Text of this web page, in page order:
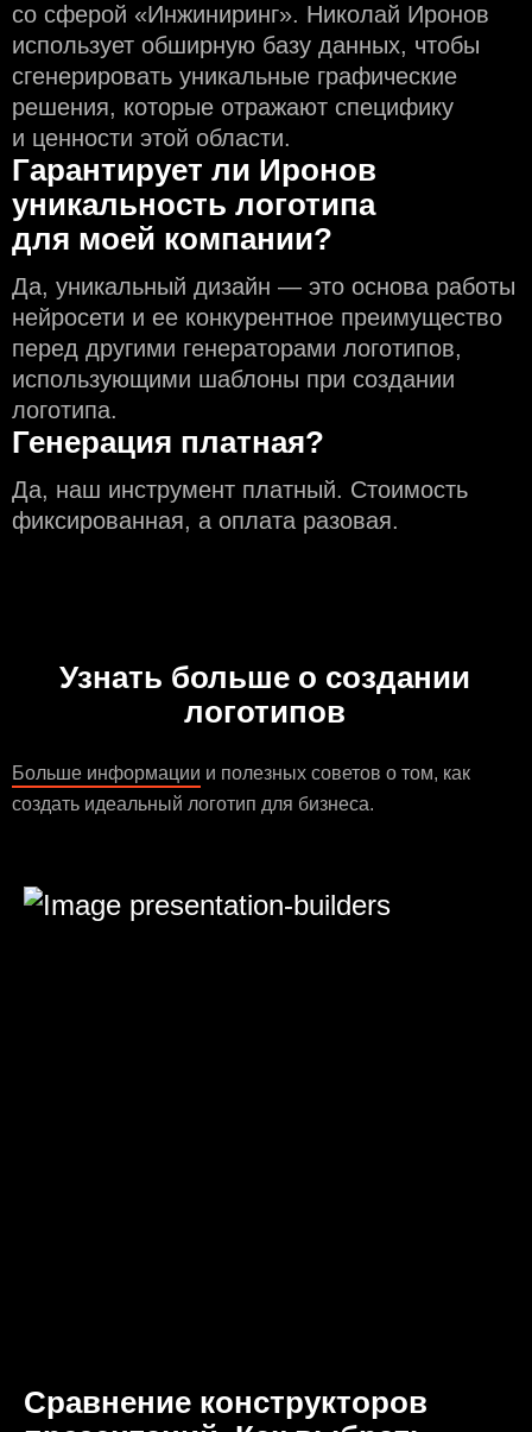
со сферой «Инжиниринг». Николай Иронов
использует обширную базу данных, чтобы
сгенерировать уникальные графические
решения, которые отражают специфику
и ценности этой области.
Гарантирует ли Иронов
уникальность логотипа
для моей компании?
Да, уникальный дизайн — это основа работы
нейросети и еe конкурентное преимущество
перед другими генераторами логотипов,
использующими шаблоны при создании
логотипа.
Генерация платная?
Да, наш инструмент платный. Стоимость
фиксированная, а оплата разовая.
Узнать больше о создании
логотипов
Больше информации и полезных советов о том, как
создать идеальный логотип для бизнеса.
Сравнение конструкторов